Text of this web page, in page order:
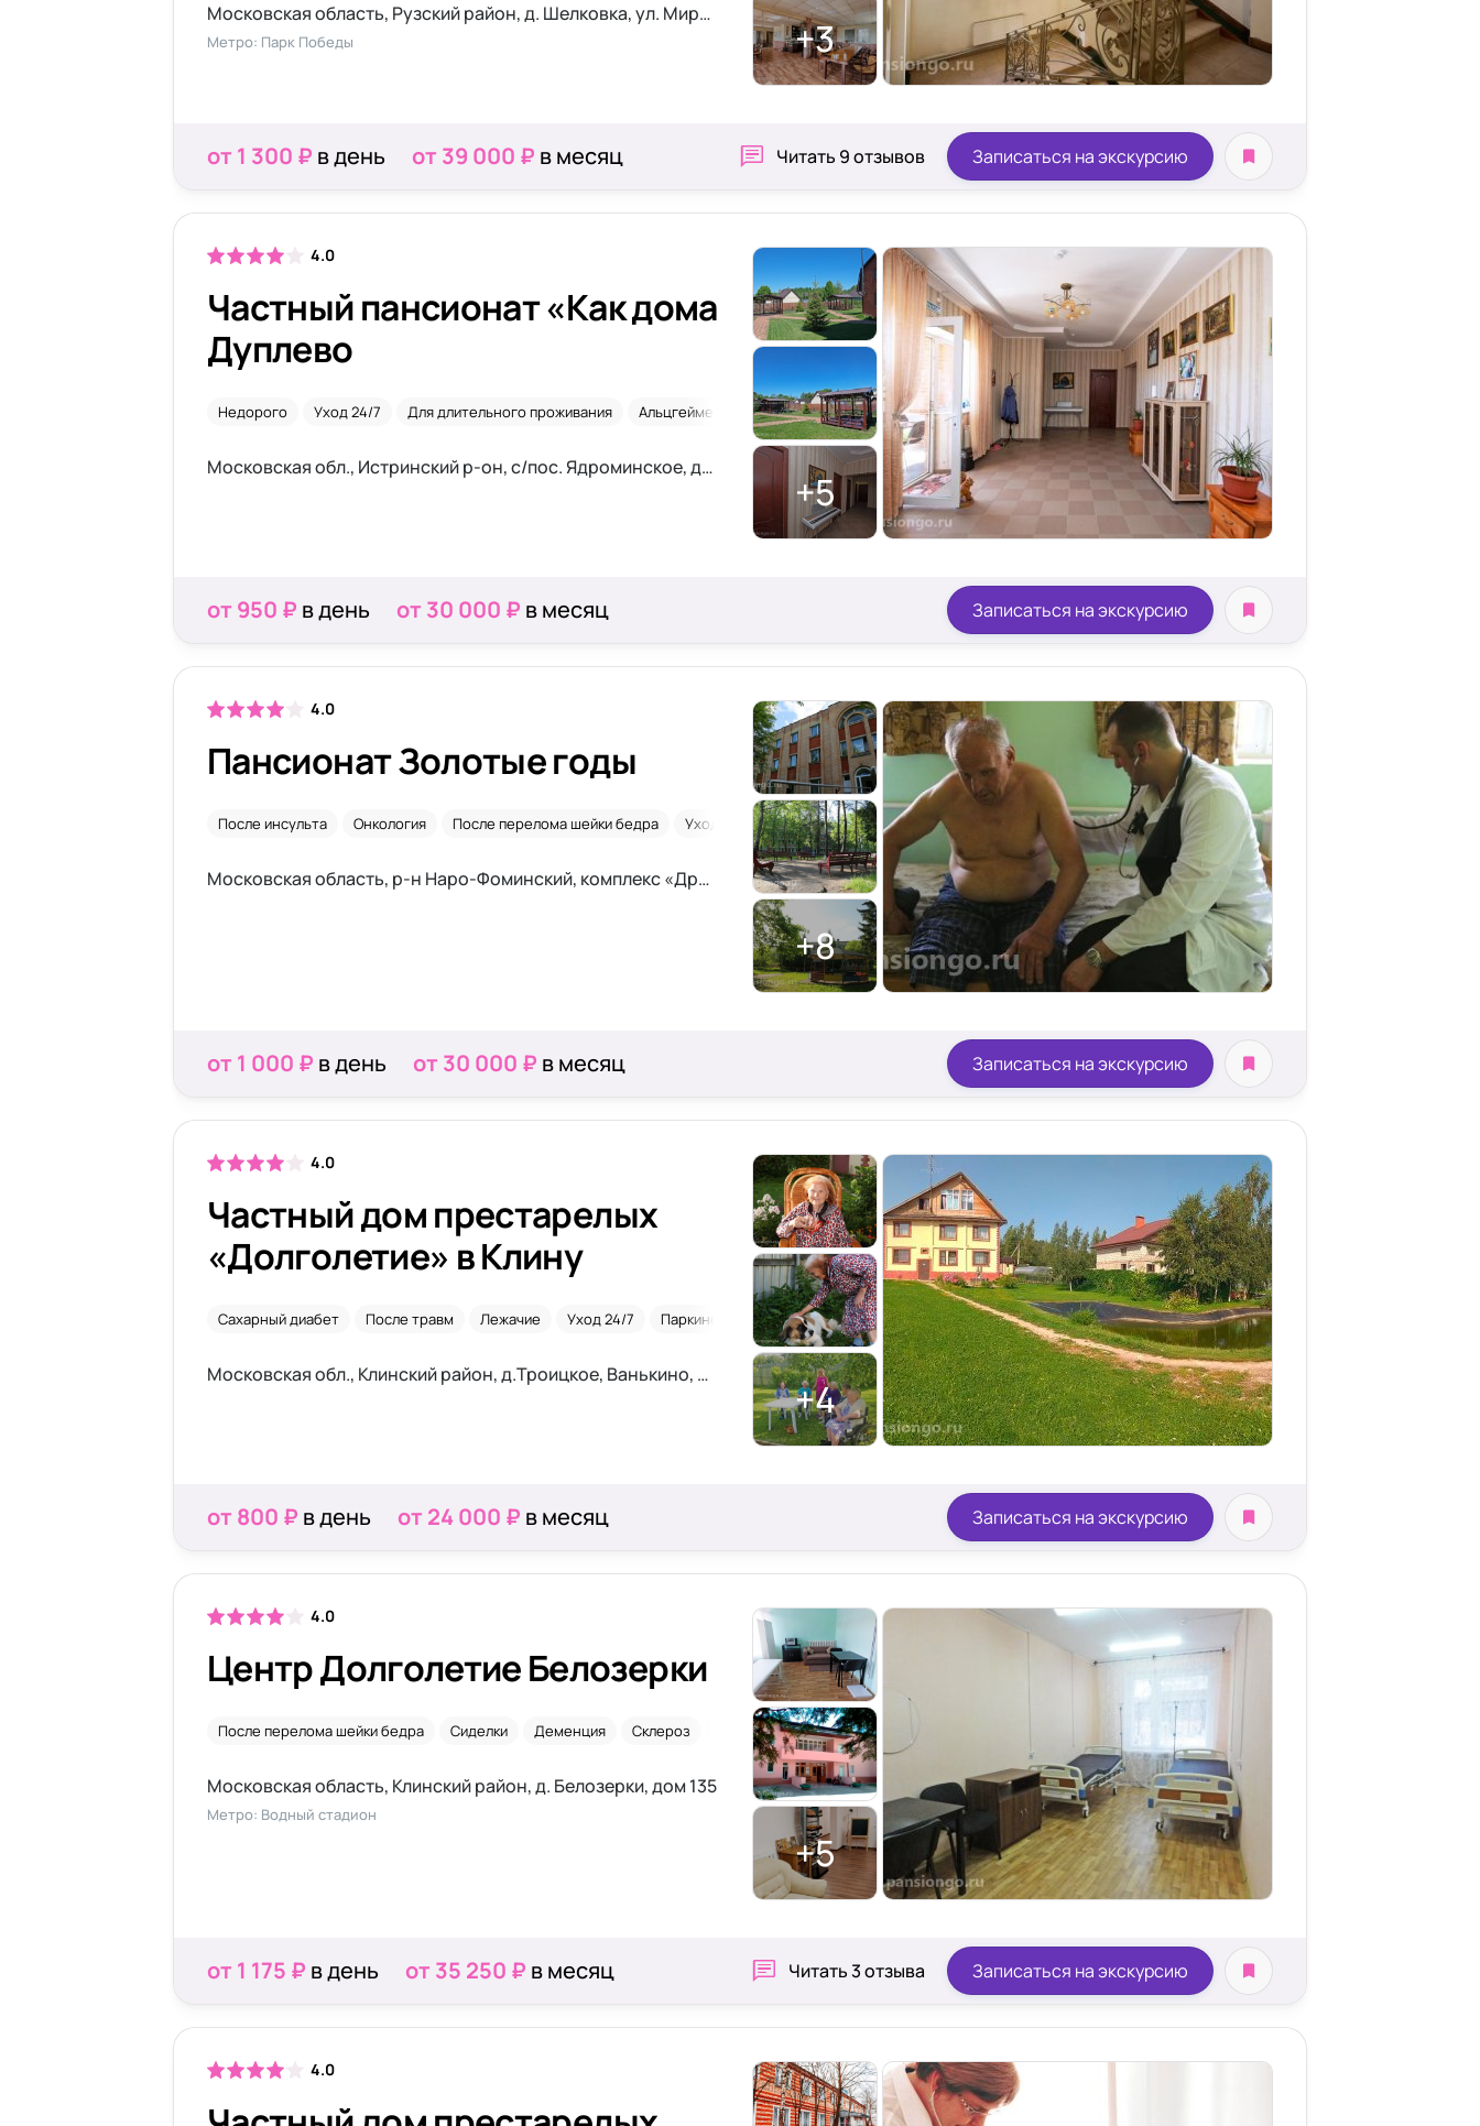
Московская область, Рузский район, д. Шелковка, ул. Мира, д. 93
Метро: Парк Победы +3
от 1 300 ₽ в день от 39 000 ₽ в месяц Читать 9 отзывов Записаться на экскурсию
4.0
Частный пансионат «Как дома
Дуплево
Недорого Уход 24/7 Для длительного проживания Альцгеймер Деменция
Московская обл., Истринский р-он, с/пос. Ядроминское, дер. Дуплево
+5
от 950 ₽ в день от 30 000 ₽ в месяц Записаться на экскурсию
4.0
Пансионат Золотые годы
После инсульта Онкология После перелома шейки бедра Уход 24/7 Сиделки
Московская область, р-н Наро-Фоминский, комплекс «Дружный», 68 км Киевского шоссе
+8
от 1 000 ₽ в день от 30 000 ₽ в месяц Записаться на экскурсию
4.0
Частный дом престарелых
«Долголетие» в Клину
Сахарный диабет После травм Лежачие Уход 24/7 Паркинсон
Московская обл., Клинский район, д.Троицкое, Ванькино, д. 6
+4
от 800 ₽ в день от 24 000 ₽ в месяц Записаться на экскурсию
4.0
Центр Долголетие Белозерки
После перелома шейки бедра Сиделки Деменция Склероз Паркинсон
Московская область, Клинский район, д. Белозерки, дом 135
Метро: Водный стадион
+5
от 1 175 ₽ в день от 35 250 ₽ в месяц Читать3 отзыва Записаться на экскурсию
4.0